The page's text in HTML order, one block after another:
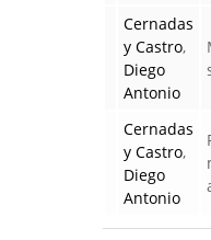
Cernadas
y Castro,
Diego
Antonio
Cernadas
y Castro,
Diego
Antonio